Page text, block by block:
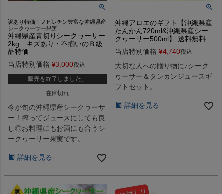
訳あり特価！ノビレチン豊富な沖縄県産
シークヮーサー果実
沖縄県産青切りシークヮーサー
2kg キズあり・不揃いのＢ級
品特価
当店特別価格 ¥3,000税込
販売を終了しました。
在庫切れ
今が旬の沖縄県産シークヮーサ
ー！搾ってジュースにしても良
し◎お料理にもお酒にも合うシ
ークヮーサー果実です。
詳細を見る
沖縄アロエのギフト【沖縄県産
たんかん720ml&沖縄県産シー
クヮーサー500ml】 送料無料
当店特別価格 ¥4,740税込
大切な人への贈り物に♪シーク
ヮーサー＆タンカンジュースギ
フトセット。
詳細を見る